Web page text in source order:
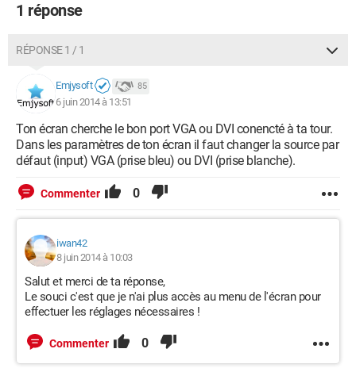
1 réponse
RÉPONSE 1 / 1
Emjysoft 85
6 juin 2014 à 13:51
Ton écran cherche le bon port VGA ou DVI conencté à ta tour.
Dans les paramètres de ton écran il faut changer la source par
défaut (input) VGA (prise bleu) ou DVI (prise blanche).
Commenter 0
iwan42
8 juin 2014 à 10:03
Salut et merci de ta réponse,
Le souci c'est que je n'ai plus accès au menu de l'écran pour
effectuer les réglages nécessaires !
Commenter 0